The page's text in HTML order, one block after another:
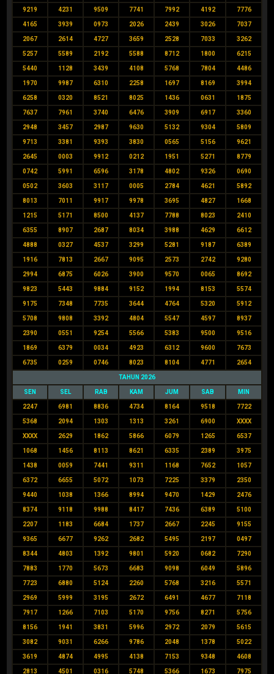
9219 4231 9509 7741 7992 4192 7776
4165 3939 0973 2026 2439 3026 7037
2067 2614 4727 3659 2528 7033 3262
5257 5589 2192 5588 8712 1800 6215
5440 1128 3439 4108 5768 7804 4486
1970 9987 6310 2258 1697 8169 3994
6258 0320 8521 8025 1436 0631 1875
7637 7961 3740 6476 3909 6917 3360
2948 3457 2987 9630 5132 9304 5809
9713 3381 9393 3830 0565 5156 9621
2645 0003 9912 0212 1951 5271 8779
0742 5991 6596 3178 4802 9326 0690
0502 3603 3117 0005 2784 4621 5892
8013 7011 9917 9978 3695 4827 1668
1215 5171 8500 4137 7788 8023 2410
6355 8907 2687 8034 3988 4629 6612
4888 0327 4537 3299 5281 9187 6389
1916 7813 2667 9095 2573 2742 9280
2994 6875 6026 3900 9570 0065 8692
9823 5443 9884 9152 1994 8153 5574
9175 7348 7735 3644 4764 5320 5912
5708 9808 3392 4804 5547 4597 8937
2390 0551 9254 5566 5383 9500 9516
1869 6379 0034 4923 6312 9600 7673
6735 0259 0746 8023 8104 4771 2654
TAHUN 2026
SEN SEL RAB KAM JUM SAB MIN
2247 6981 8836 4734 8164 9518 7722
5368 2094 1303 1313 3261 6900 XXXX
XXXX 2629 1862 5866 6079 1265 6537
1068 1456 8113 8621 6335 2389 3975
1438 0059 7441 9311 1168 7652 1057
6372 6655 5072 1073 7225 3379 2350
9440 1038 1366 8994 9470 1429 2476
8374 9118 9988 8417 7436 6389 5100
2207 1183 6684 1737 2667 2245 9155
9365 6677 9262 2682 5495 2197 0497
8344 4803 1392 9801 5920 0682 7290
7883 1770 5673 6683 9098 6049 5896
7723 6880 5124 2260 5768 3216 5571
2969 5999 3195 2672 6491 4677 7118
7917 1266 7103 5170 9756 8271 5756
8156 1941 3831 5996 2972 2079 5615
3082 9031 6266 9786 2048 1378 5022
3619 4874 4995 4138 7153 9348 4608
2813 4501 0316 5748 5366 1673 7975